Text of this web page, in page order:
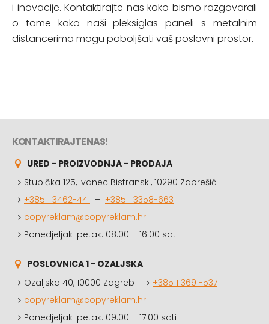
i inovacije. Kontaktirajte nas kako bismo razgovarali
o tome kako naši pleksiglas paneli s metalnim
distancerima mogu poboljšati vaš poslovni prostor.
KONTAKTIRAJTE NAS!
URED - PROIZVODNJA - PRODAJA
Stubička 125, Ivanec Bistranski, 10290 Zaprešić
+385 1 3462-441 – +385 1 3358-663
copyreklam@copyreklam.hr
Ponedjeljak-petak: 08:00 – 16:00 sati
POSLOVNICA 1 - OZALJSKA
Ozaljska 40, 10000 Zagreb
+385 1 3691-537
copyreklam@copyreklam.hr
Ponedjeljak-petak: 09:00 – 17:00 sati